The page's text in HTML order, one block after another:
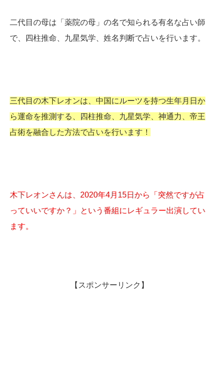
二代目の母は「薬院の母」の名で知られる有名な占い師
で、四柱推命、九星気学、姓名判断で占いを行います。
三代目の木下レオンは、中国にルーツを持つ生年月日か
ら運命を推測する、四柱推命、九星気学、神通力、帝王
占術を融合した方法で占いを行います！
木下レオンさんは、2020年4月15日から「突然ですが占
っていいですか？」という番組にレギュラー出演してい
ます。
【スポンサーリンク】